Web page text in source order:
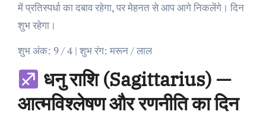
में प्रतिस्पर्धा का दबाव रहेगा, पर मेहनत से आप आगे निकलेंगे। दिन
शुभ रहेगा।
शुभ अंक: 9 / 4 | शुभ रंग: मरून / लाल
धनु राशि (Sagittarius) —
आत्मविश्लेषण और रणनीति का दिन